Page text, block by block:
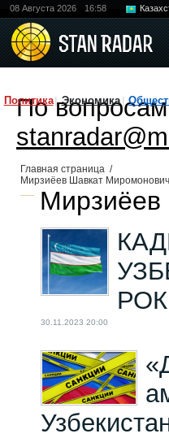
08 Августа 2026 16:58
Политика Экономика
По
Главная страница /
Мирзиёев Шавкат Миромонович
Мирзиёев
30.11.2023 20:00